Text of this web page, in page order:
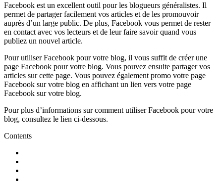
Facebook est un excellent outil pour les blogueurs généralistes. Il
permet de partager facilement vos articles et de les promouvoir
auprès d’un large public. De plus, Facebook vous permet de rester
en contact avec vos lecteurs et de leur faire savoir quand vous
publiez un nouvel article.
Pour utiliser Facebook pour votre blog, il vous suffit de créer une
page Facebook pour votre blog. Vous pouvez ensuite partager vos
articles sur cette page. Vous pouvez également promo votre page
Facebook sur votre blog en affichant un lien vers votre page
Facebook sur votre blog.
Pour plus d’informations sur comment utiliser Facebook pour votre
blog, consultez le lien ci-dessous.
Contents